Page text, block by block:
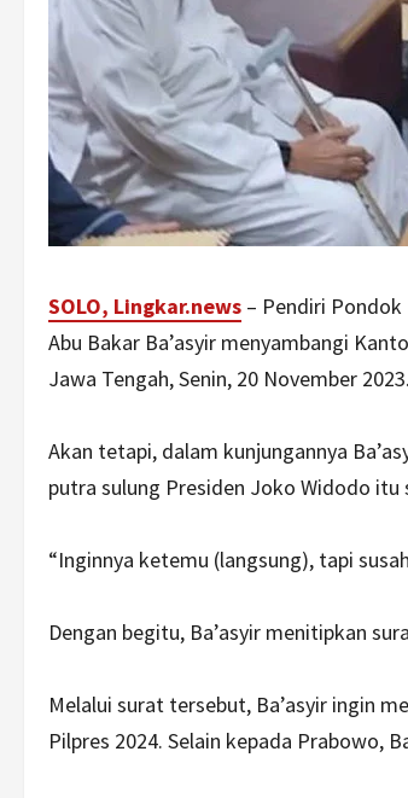
SOLO, Lingkar.news – Pendiri
Abu Bakar Ba’asyir menyambangi
Jawa Tengah, Senin, 20 November 2023.
Akan tetapi, dalam kunjungannya
putra sulung Presiden Joko Widodo
“Inginnya ketemu (langsung), tapi
Dengan begitu, Ba’asyir menitipkan
Melalui surat tersebut, Ba’asyir ingin
Pilpres 2024. Selain kepada Prabowo,